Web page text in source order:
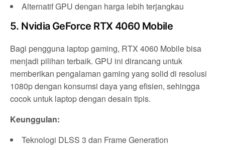
Alternatif GPU dengan harga lebih terjangkau
5. Nvidia GeForce RTX 4060 Mobile
Bagi pengguna laptop gaming, RTX 4060 Mobile bisa
menjadi pilihan terbaik. GPU ini dirancang untuk
memberikan pengalaman gaming yang solid di resolusi
1080p dengan konsumsi daya yang efisien, sehingga
cocok untuk laptop dengan desain tipis.
Keunggulan:
Teknologi DLSS 3 dan Frame Generation